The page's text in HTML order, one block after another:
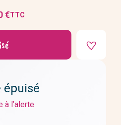
€TTC
à l’alerte